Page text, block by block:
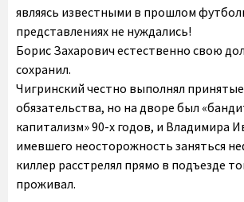
являясь известными в прошлом
представлениях не нуждались!
Борис Захарович естественно свою
сохранил.
Чигринский честно выполнял
обязательства, но на дворе был
капитализм» 90-х годов, и Владимира
имевшего неосторожность заняться
киллер расстрелял прямо в подъезде
проживал.